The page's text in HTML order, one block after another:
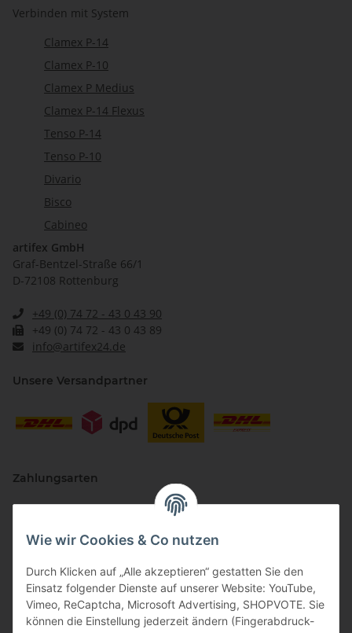
Wie wir Cookies & Co nutzen
Durch Klicken auf „Alle akzeptieren“ gestatten Sie den
Einsatz folgender Dienste auf unserer Website: YouTube,
Vimeo, ReCaptcha, Microsoft Advertising, SHOPVOTE. Sie
können die Einstellung jederzeit ändern (Fingerabdruck-
Verbinden mit System
Clamex P-14
Clamex P-10
Clamex P Medius
Clamex P-14 Flexus
Tenso P-14
Tenso P-10
Divario
Bisco
Cabineo
artifex GmbH
Graf-Bentzel-Straße 66/1
D-72108 Rottenburg
+49 (0) 74 72 - 43 0 43 90
+49 (0) 74 72 - 43 0 43 89
info@artifex24.de
Unsere Versandpartner
Zahlungsarten